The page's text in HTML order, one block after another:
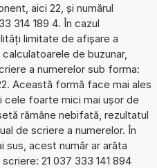
aici 22, și numărul
314 189 4. În cazul
limitate de afișare a
de buzunar,
a numerelor sub forma:
Această formă face mai ales
cele foarte mici mai ușor de
rămâne nebifată, rezultatul
de scriere a numerelor. În
sus, acest număr ar arăta
21 037 333 141 894